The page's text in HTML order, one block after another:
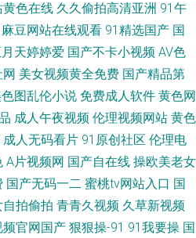
黄色在线 久久偷拍高清亚洲 91午
麻豆网站在线观看 91精选国产 国
天婷婷爱 国产不卡小视频 AV色
网 美女视频黄全免费 国产精品第
图乱伦小说 免费成人软件 黄色网
成人午夜视频 伦理视频网站 黄色
成人无码看片 91原创社区 伦理电
A片视频网 国产自在线 操欧美老女
国产无码一二 蜜桃tv网站入口 国
自拍偷拍 青青久视频 久草新视频
频官网国产 狠狠操-91 91我要操 国